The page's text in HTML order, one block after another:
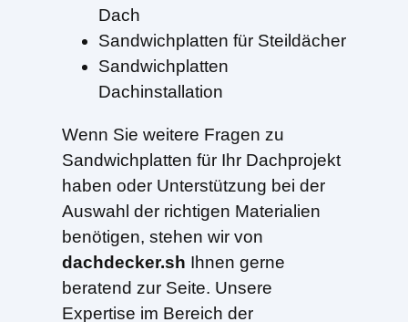
Dach
Sandwichplatten für Steildächer
Sandwichplatten
Dachinstallation
Wenn Sie weitere Fragen zu
Sandwichplatten für Ihr Dachprojekt
haben oder Unterstützung bei der
Auswahl der richtigen Materialien
benötigen, stehen wir von
dachdecker.sh Ihnen gerne
beratend zur Seite. Unsere
Expertise im Bereich der